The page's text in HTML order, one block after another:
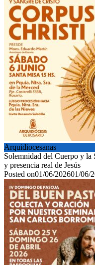
Arquidiocesanas
Solemnidad del Cuerpo y la
y presencia real de Jesús
Posted on01/06/202601/06/